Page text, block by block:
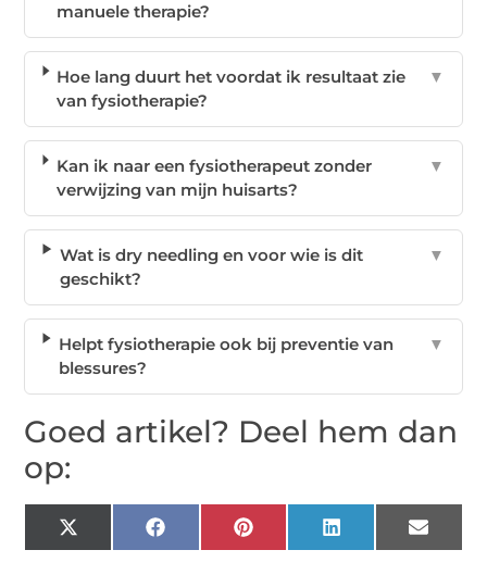
manuele therapie?
Hoe lang duurt het voordat ik resultaat zie
van fysiotherapie?
▼
Kan ik naar een fysiotherapeut zonder
verwijzing van mijn huisarts?
▼
Wat is dry needling en voor wie is dit
geschikt?
▼
Helpt fysiotherapie ook bij preventie van
blessures?
▼
Goed artikel? Deel hem dan
op:
X
(Twitter)
Facebook Pinterest LinkedIn Email